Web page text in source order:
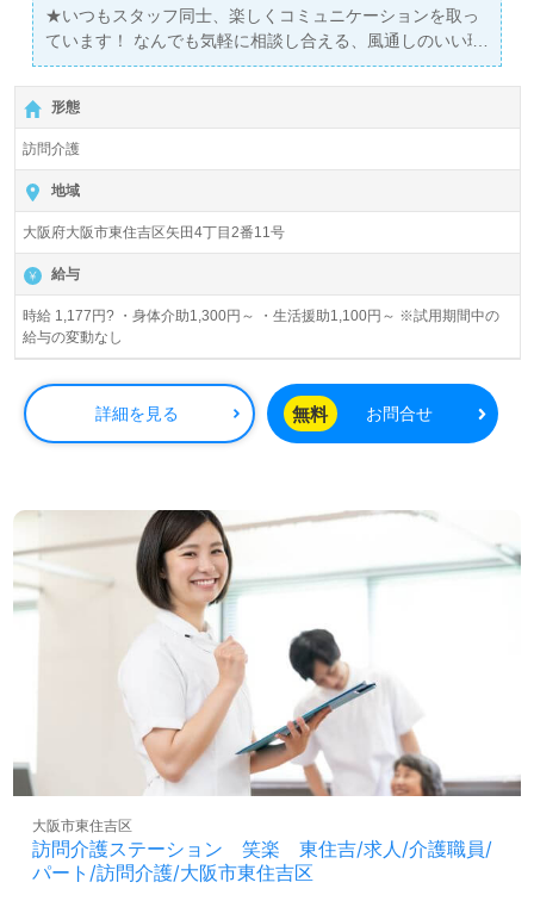
★いつもスタッフ同士、楽しくコミュニケーションを取っ
ています！ なんでも気軽に相談し合える、風通しのいい環
境なので安心して仕事に取り組めますよ♪
形態
訪問介護
地域
大阪府大阪市東住吉区矢田4丁目2番11号
給与
時給 1,177円? ・身体介助1,300円～ ・生活援助1,100円～ ※試用期間中の
給与の変動なし
詳細を見る 無料 お問合せ
訪問介護ステーション 笑楽 東住吉/求人/介護職員/
パート/訪問介護/大阪市東住吉区
大阪市東住吉区